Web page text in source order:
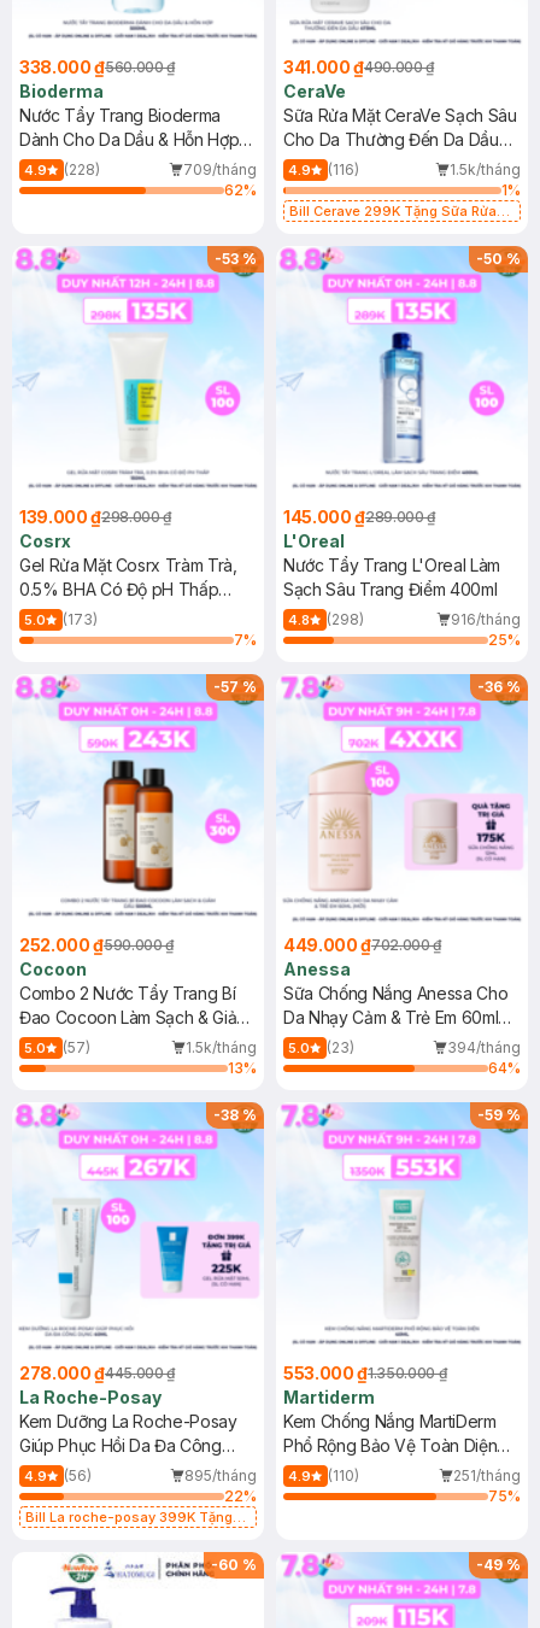
338.000 ₫560.000 ₫
Bioderma
Nước Tẩy Trang Bioderma
Dành Cho Da Dầu & Hỗn Hợp
500ml
4.9 (228)
709/tháng
62%
341.000 ₫490.000 ₫
CeraVe
Sữa Rửa Mặt CeraVe Sạch Sâu
Cho Da Thường Đến Da Dầu
473ml
4.9 (116)
1.5k/tháng
1%
Bill Cerave 299K Tặng Sữa Rửa
-53%
139.000 ₫298.000 ₫
Cosrx
Gel Rửa Mặt Cosrx Tràm Trà,
0.5% BHA Có Độ pH Thấp
150ml
5.0
(173)
7%
-50%
145.000 ₫289.000 ₫
L'Oreal
Nước Tẩy Trang L'Oreal Làm
Sạch Sâu Trang Điểm 400ml
4.8 (298)
916/tháng
25%
-57%
252.000 ₫590.000 ₫
Cocoon
Combo 2 Nước Tẩy Trang Bí
Đao Cocoon Làm Sạch & Giảm
Dầu 500ml
5.0 (57)
1.5k/tháng
13%
-36%
449.000 ₫702.000 ₫
Anessa
Sữa Chống Nắng Anessa Cho
Da Nhạy Cảm & Trẻ Em 60ml
(Mới)
5.0 (23)
394/tháng
64%
-38%
278.000 ₫445.000 ₫
La Roche-Posay
Kem Dưỡng La Roche-Posay
Giúp Phục Hồi Da Đa Công
Dụng 40ml
4.9 (56)
895/tháng
22%
Bill La roche-posay 399K Tặng
(SL có hạn)
-59%
553.000 ₫1.350.000 ₫
Martiderm
Kem Chống Nắng MartiDerm
Phổ Rộng Bảo Vệ Toàn Diện
40ml
4.9 (110)
251/tháng
75%
-60 % -49%